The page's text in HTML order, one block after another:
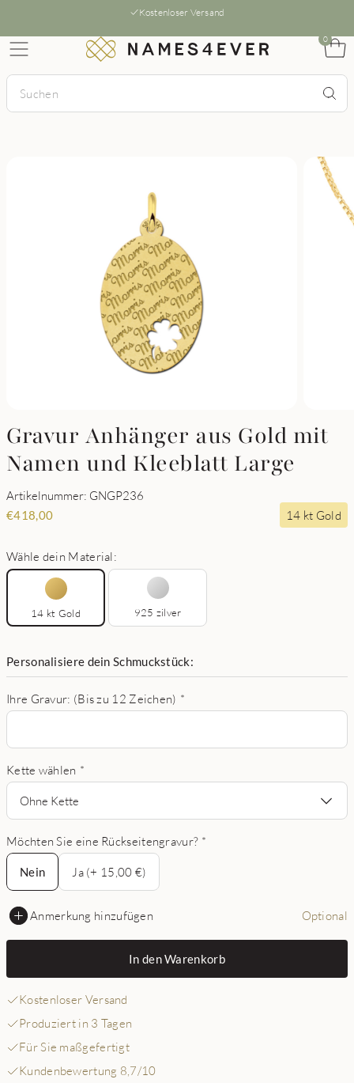
Kostenloser Versand
0
Gravur Anhänger aus Gold mit
Namen und Kleeblatt Large
Artikelnummer: GNGP236
€418,00 14 kt Gold
Wähle dein Material:
14 kt Gold 925 zilver
Personalisiere dein Schmuckstück:
Ihre Gravur: (Bis zu 12 Zeichen) *
Kette wählen *
Ohne Kette
Möchten Sie eine Rückseitengravur? *
Nein
Nein
Ja (+ 15,00 €)
Anmerkung hinzufügen Optional
In den Warenkorb
Kostenloser Versand
Produziert in 3 Tagen
Für Sie maßgefertigt
Kundenbewertung 8,7/10